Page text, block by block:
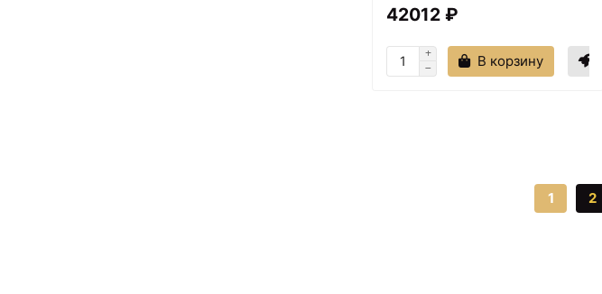
42012 ₽
В корзину
1 2